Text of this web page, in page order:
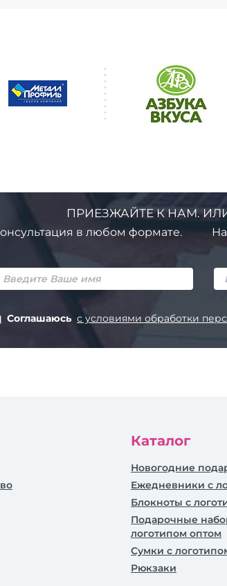
ПРИЕЗЖАЙТЕ К НАМ.
в любом формате.
Соглашаюсь с условиями обработки
Каталог
Новогодние
Ежедневники c
Блокноты с
Подарочные
логотипом оптом
Сумки с
Рюкзаки